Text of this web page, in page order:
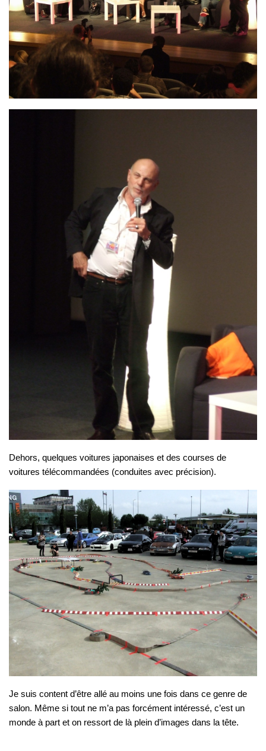
Dehors, quelques voitures japonaises et des courses de
voitures télécommandées (conduites avec précision).
Je suis content d’être allé au moins une fois dans ce genre de
salon. Même si tout ne m’a pas forcément intéressé, c’est un
monde à part et on ressort de là plein d’images dans la tête.